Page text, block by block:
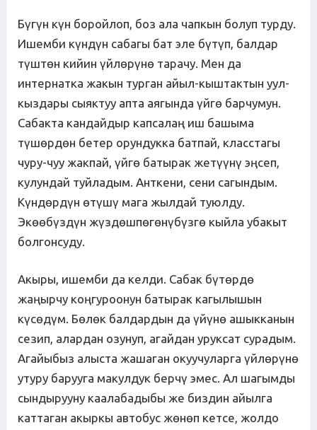
Бүгүн күн боройлоп, боз ала чапкын болуп турду.
Ишемби күндүн сабагы бат эле бүтүп, балдар
түштөн кийин үйлөрүнө тарачу. Мен да
интернатка жакын турган айыл-кыштактын уул-
кыздары сыяктуу апта аягында үйгө барчумун.
Сабакта кандайдыр капсалаң иш башыма
түшөрдөн бетер орундукка батпай, класстагы
чуру-чуу жакпай, үйгө батырак жетүүнү эңсеп,
кулундай туйладым. Анткени, сени сагындым.
Күндөрдүн өтүшү мага жылдай туюлду.
Экөөбүздүн жүздөшпөгөнүбүзгө кыйла убакыт
болгонсуду.
Акыры, ишемби да келди. Сабак бүтөрдө
жаңырчу коңгуроонун батырак кагылышын
күсөдүм. Бөлөк балдардын да үйүнө ашыкканын
сезип, алардан озунуп, агайдан уруксат сурадым.
Агайыбыз алыста жашаган окуучуларга үйлөрүнө
утуру барууга макулдук берчү эмес. Ал шагымды
сындырууну каалабадыбы же биздин айылга
каттаган акыркы автобус жөнөп кетсе, жолдо